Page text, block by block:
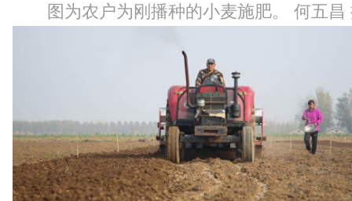
图为农户为刚播种的小麦施肥。 何五昌